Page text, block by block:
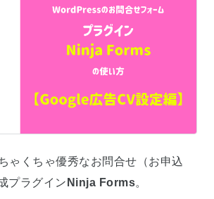
ゃくちゃ優秀なお問合せ（お申込
プラグイン Ninja Forms。